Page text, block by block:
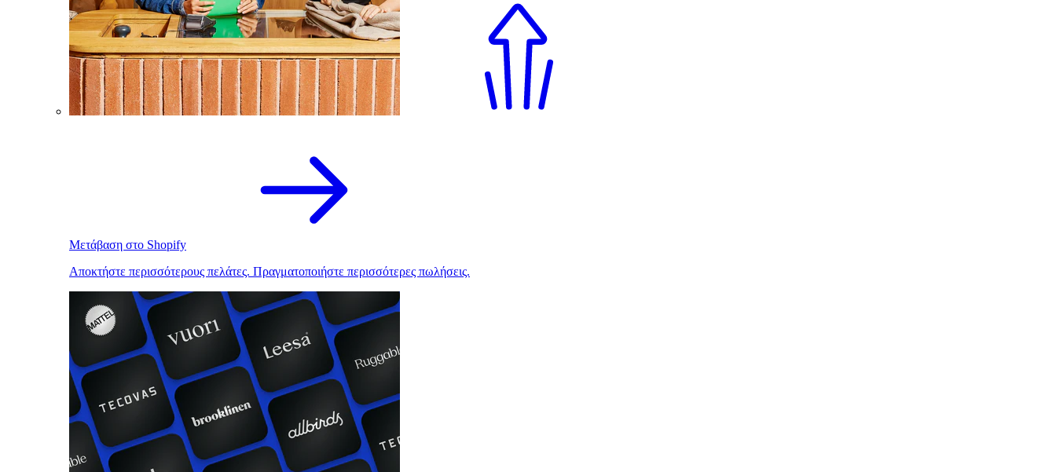
Μετάβαση στο Shopify
Αποκτήστε περισσότερους πελάτες. Πραγματοποιήστε περισσότερες πωλήσεις.